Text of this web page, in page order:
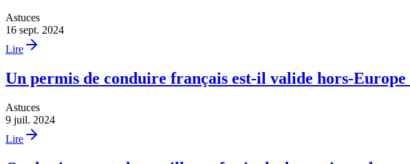
Astuces
16 sept. 2024
Lire
Un permis de conduire français est-il valide hors-Europe
Astuces
9 juil. 2024
Lire